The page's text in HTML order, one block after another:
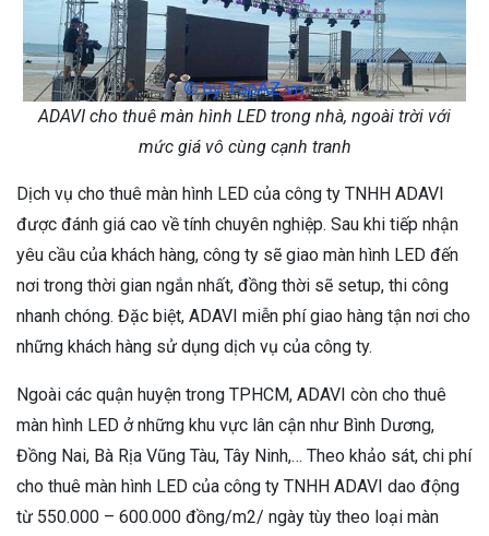
ADAVI cho thuê màn hình LED trong nhà, ngoài trời với
mức giá vô cùng cạnh tranh
Dịch vụ cho thuê màn hình LED của công ty TNHH ADAVI
được đánh giá cao về tính chuyên nghiệp. Sau khi tiếp nhận
yêu cầu của khách hàng, công ty sẽ giao màn hình LED đến
nơi trong thời gian ngắn nhất, đồng thời sẽ setup, thi công
nhanh chóng. Đặc biệt, ADAVI miễn phí giao hàng tận nơi cho
những khách hàng sử dụng dịch vụ của công ty.
Ngoài các quận huyện trong TPHCM, ADAVI còn cho thuê
màn hình LED ở những khu vực lân cận như Bình Dương,
Đồng Nai, Bà Rịa Vũng Tàu, Tây Ninh,… Theo khảo sát, chi phí
cho thuê màn hình LED của công ty TNHH ADAVI dao động
từ 550.000 – 600.000 đồng/m2/ ngày tùy theo loại màn